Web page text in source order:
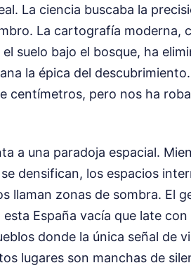
La ciencia buscaba la
La cartografía moderna,
suelo bajo el bosque, ha
la épica del descubrimiento.
centímetros, pero nos ha
a una paradoja espacial.
densifican, los espacios
llaman zonas de sombra. El
España vacía que late con
donde la única señal de
lugares son manchas de